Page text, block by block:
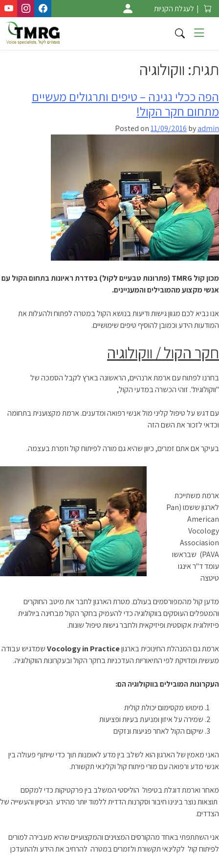
Skip
to
content
| לעגלת הקניות
תגית: ווקולוגיה
הפה ככלי נגינה – טיפים ותרגולים מעשיים
מתחום חקר הקול!
Posted on11/09/2016 byadmin
מכון קול TMRG(פתרונות טבעיים לקול)בסדרת ראיונות בתחום הקול עם
אנשי מקצוע מהמוביליםוהמעניינים.
אנו נביא לכם מגוון גישות ודיעות בנושא הקול במטרה לפתוח ולהעלות את
המודעות הידע וכמובן להוסיף טיפים שימושיים.
חקר הקול / ווקולוגיה
בחרנו לפתוח עם ארמת ארנהיים, הראשונה בארץ לקבל הסמכה של
"ווקולוגית". זוהי הכשרה במדעי הקול,
עם דגש על טיפול קליני מול אנשי רפואה ומדענים. ארמת מקצוענית בתחומה
וכדאי לזכור את השם הזה
בעיקר אם אתם זמרים, כיוון שהיא גם מורה לפיתוח קול וזמרת בעצמה.
ארמת משתייכת
לארגון ששמו (Pan
American
Vocology
Associasion
(PAVA שבראשו
עומד ד"ר אינגו
טיטצה
מדען קול מהמפורסמים בעולם. מטרת הארגון לחבר את מיטב החוקרים
והמטפלים העוסקים בווקולוגיה כדי להעמיק בחקר הקול מבחינה ביולוגית
פיזיולוגית אקוסטית ופיזיקאית ולחבר גישות טיפול שונות.
ארמת גם המנהלת החינוכית בארגוןVocology in Practiceשמדגיש עבודה
מעשית ומדויקת לפי התיאוריות העדכניות בחקר הקול ובעקרונות הווקולוגיה.
העקרונות המובילים בווקולוגיה הם:
מימוש מקסימום יכולת קולית
שמירה על איזון ומניעת בעיות ופציעות
שיקום הקול לאחר פגיעות ונזקים
האני מאמין של הארגון הוא לשלב בין מדע לאומנות תוך כדי שיתוף פעולה בין
אנשי מדע ורפואה עם מורי פיתוח קול וקלינאי תקשורת.
מאחר וארמת דוגלת בטיפול הוליסטי המשלב בין פרקטיקות כדי למקסם
תוצאות נוצר בינינו חיבור וסקרנות הדדית ללמוד יותר מהידע הניסיון והעשייה של
הצדדים.
אני השתתפתי באחד מהקורסים המצוינים והמקצועיים שהיא מעבירה למורים
לפיתוח קול לקלינאי תקשורת ולזמרים במטרה להרחיב את הידע ולהתעדכן